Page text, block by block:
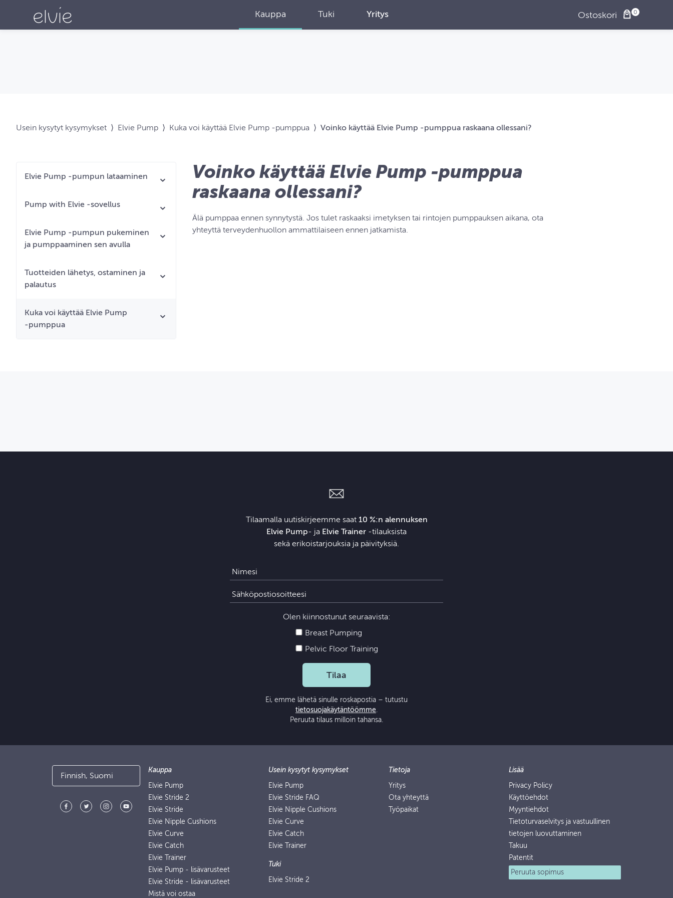
Kauppa Tuki Yritys Ostoskori
Usein kysytyt kysymykset ⟩ Elvie Pump ⟩ Kuka voi käyttää Elvie Pump ‑pumppua ⟩ Voinko käyttää Elvie Pump ‑pumppua raskaana ollessani?
Elvie Pump ‑pumpun lataaminen
Pump with Elvie ‑sovellus
Elvie Pump ‑pumpun pukeminen
ja pumppaaminen sen avulla
Tuotteiden lähetys, ostaminen ja
palautus
Kuka voi käyttää Elvie Pump
‑pumppua
Voinko käyttää Elvie Pump ‑pumppua
raskaana ollessani?
Älä pumppaa ennen synnytystä. Jos tulet raskaaksi imetyksen tai rintojen pumppauksen aikana, ota
yhteyttä terveydenhuollon ammattilaiseen ennen jatkamista.
Tilaamalla uutiskirjeemme saat 10 %:n alennuksen
Elvie Pump- ja Elvie Trainer ‑tilauksista
sekä erikoistarjouksia ja päivityksiä.
Olen kiinnostunut seuraavista:
Breast Pumping
Pelvic Floor Training
Tilaa
Ei, emme lähetä sinulle roskapostia – tutustu
tietosuojakäytäntöömme.
Peruuta tilaus milloin tahansa.
Finnish, Suomi
Kauppa
Elvie Pump
Elvie Stride 2
Elvie Stride
Elvie Nipple Cushions
Elvie Curve
Elvie Catch
Elvie Trainer
Elvie Pump ‑ lisävarusteet
Elvie Stride - lisävarusteet
Mistä voi ostaa
Usein kysytyt kysymykset
Elvie Pump
Elvie Stride FAQ
Elvie Nipple Cushions
Elvie Curve
Elvie Catch
Elvie Trainer
Tuki
Elvie Stride 2
Tietoja
Yritys
Ota yhteyttä
Työpaikat
Lisää
Privacy Policy
Käyttöehdot
Myyntiehdot
Tietoturvaselvitys ja vastuullinen
tietojen luovuttaminen
Takuu
Patentit
Peruuta sopimus